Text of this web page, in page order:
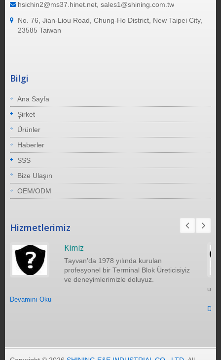
hsichin2@ms37.hinet.net, sales1@shining.com.tw
No. 76, Jian-Liou Road, Chung-Ho District, New Taipei City,
23585 Taiwan
Bilgi
Ana Sayfa
Şirket
Ürünler
Haberler
SSS
Bize Ulaşın
OEM/ODM
Hizmetlerimiz
Kimiz
Tayvan'da 1978 yılında kurulan
profesyonel bir Terminal Blok Üreticisiyiz
ve deneyimlerimizle doluyuz.
Devamını Oku